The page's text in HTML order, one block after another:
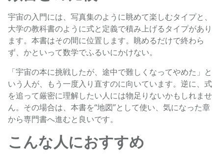
宇宙の入門には、写真集のように眺めて楽しむタイプと、
大学の教科書のように式と定義で積み上げるタイプがあり
ます。本書はその間に位置します。眺めるだけで終わら
ず、かといって数学でふるいにかけない。
「宇宙の本に挑戦したが、途中で難しくなってやめた」と
いう人が、もう一度入り直すのに向いています。逆に、式
を追って厳密に理解したい人には物足りないかもしれませ
ん。その場合は、本書を“地図”として使い、気になった章
から専門書へ進むと良いです。
こんな人におすすめ